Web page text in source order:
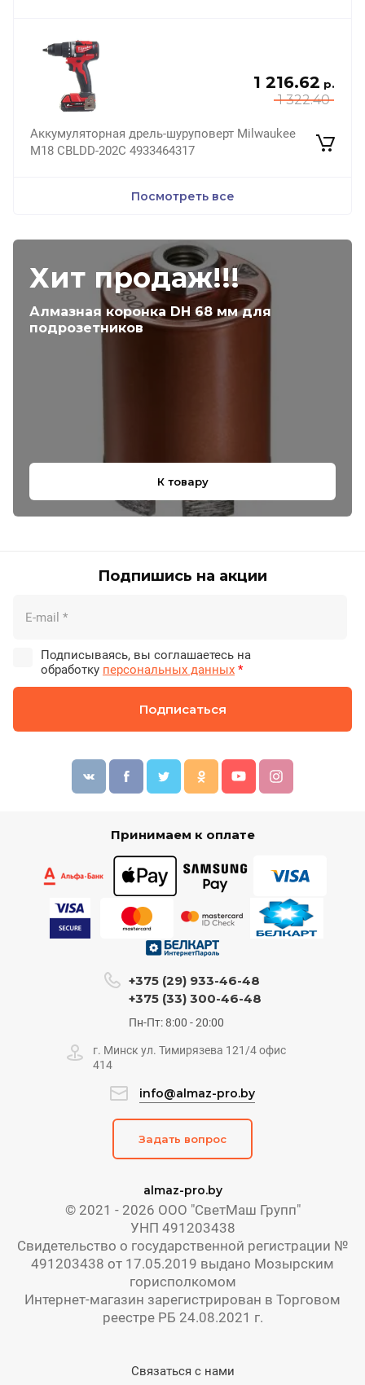
1 322.40
1 216.62 р.
Аккумуляторная дрель-шуруповерт Milwaukee
M18 CBLDD-202C 4933464317
Посмотреть все
Хит продаж!!!
Алмазная коронка DH 68 мм для
подрозетников
К товару
Подпишись на акции
Подписываясь, вы соглашаетесь на
обработку персональных данных *
Подписаться
Принимаем к оплате
almaz-pro.by
© 2021 - 2026 ООО "СветМаш Групп"
УНП 491203438
Свидетельство о государственной регистрации №
491203438 от 17.05.2019 выдано Мозырским
горисполкомом
Интернет-магазин зарегистрирован в Торговом
реестре РБ 24.08.2021 г.
+375 (29) 933-46-48
+375 (33) 300-46-48
Пн-Пт: 8:00 - 20:00
г. Минск ул. Тимирязева 121/4 офис
414
info@almaz-pro.by
Задать вопрос
Связаться с нами